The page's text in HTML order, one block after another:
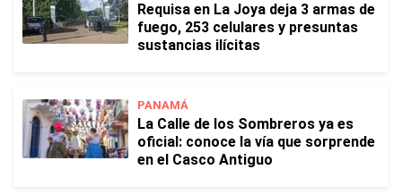
Requisa en La Joya deja 3 armas de
fuego, 253 celulares y presuntas
sustancias ilícitas
PANAMÁ
La Calle de los Sombreros ya es
oficial: conoce la vía que sorprende
en el Casco Antiguo